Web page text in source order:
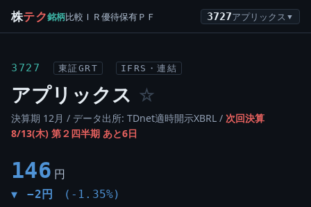
株テク銘柄比較 ＩＲ優待保有ＰＦ 3727アプリックス ▼
3727 東証GRT IFRS・連結
アプリックス ☆
決算期 12月 / データ出所: TDnet適時開示XBRL / 次回決算
8/13(木) 第２四半期 あと6日
146 円
▼ −2円 (-1.35%)